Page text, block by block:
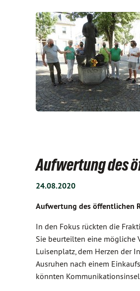
Aufwertung des
24.08.2020
Aufwertung des öffentlichen
In den Fokus rückten die
Sie beurteilten eine mögliche
Luisenplatz, dem Herzen der
Ausruhen nach einem
könnten